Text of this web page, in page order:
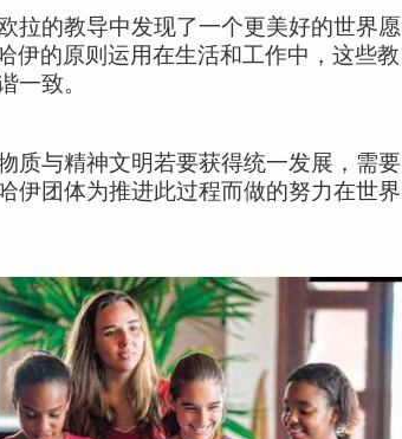
拉的教导中发现了一个更美好的世界愿
伊的原则运用在生活和工作中，这些教
一致。
质与精神文明若要获得统一发展，需要
伊团体为推进此过程而做的努力在世界